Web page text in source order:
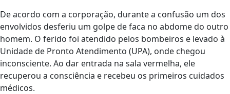
De acordo com a corporação, durante a confusão um dos
envolvidos desferiu um golpe de faca no abdome do outro
homem. O ferido foi atendido pelos bombeiros e levado à
Unidade de Pronto Atendimento (UPA), onde chegou
inconsciente. Ao dar entrada na sala vermelha, ele
recuperou a consciência e recebeu os primeiros cuidados
médicos.